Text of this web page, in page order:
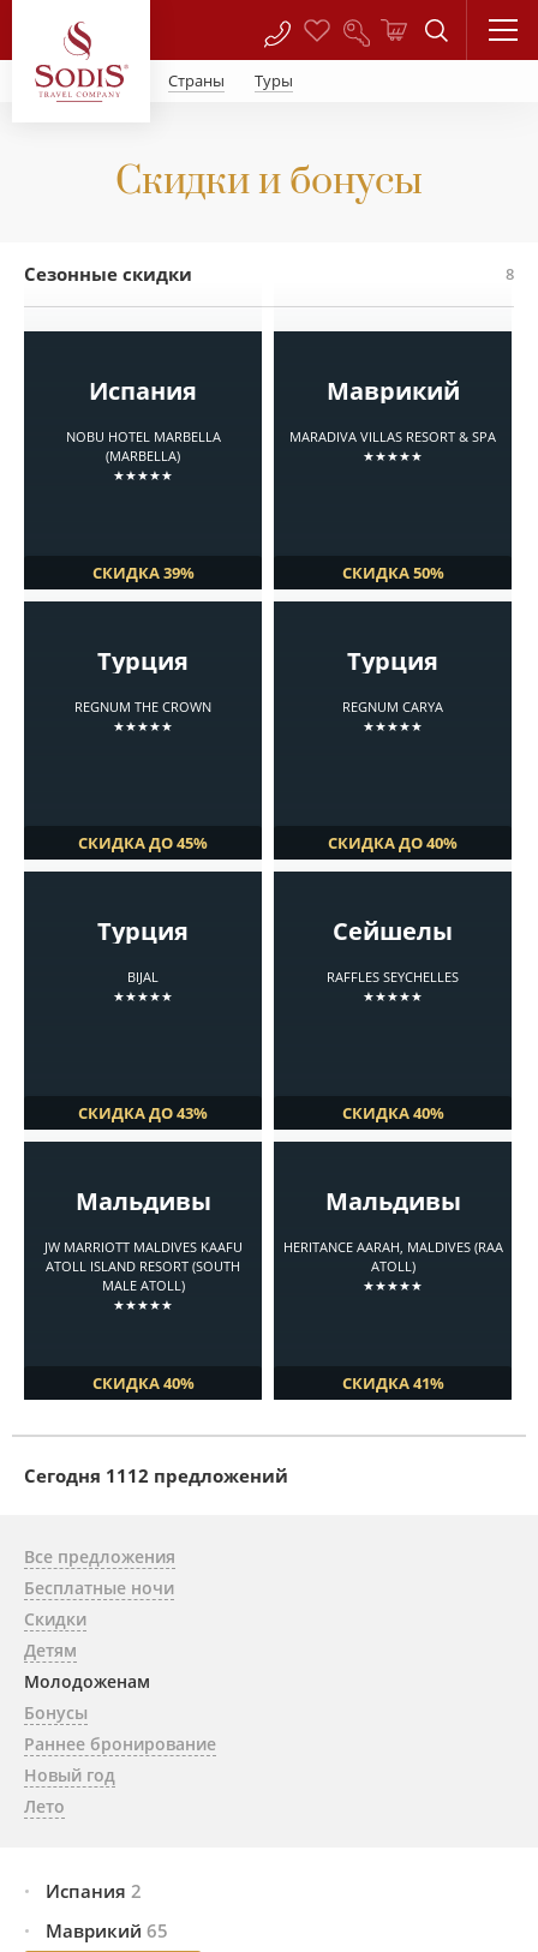
Страны Туры
Скидки и бонусы
Сезонные скидки 8
Испания
NOBU HOTEL MARBELLA
(MARBELLA)
★★★★★
СКИДКА 39%
Маврикий
MARADIVA VILLAS RESORT & SPA
★★★★★
СКИДКА 50%
Турция
REGNUM THE CROWN
★★★★★
СКИДКА ДО 45%
Турция
REGNUM CARYA
★★★★★
СКИДКА ДО 40%
Турция
BIJAL
★★★★★
СКИДКА ДО 43%
Сейшелы
RAFFLES SEYCHELLES
★★★★★
СКИДКА 40%
Мальдивы
JW MARRIOTT MALDIVES KAAFU
ATOLL ISLAND RESORT (SOUTH
MALE ATOLL)
★★★★★
СКИДКА 40%
Мальдивы
HERITANCE AARAH, MALDIVES (RAA
ATOLL)
★★★★★
СКИДКА 41%
Cегодня 1112 предложений
Все предложения
Бесплатные ночи
Скидки
Детям
Молодоженам
Бонусы
Раннее бронирование
Новый год
Лето
Испания 2
Тенерифе (Канарские о-ва)
Маврикий 65